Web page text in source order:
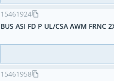
15461924
BUS ASI FD P UL/CSA AWM FRNC
15461958